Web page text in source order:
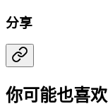
分享
你可能也喜欢